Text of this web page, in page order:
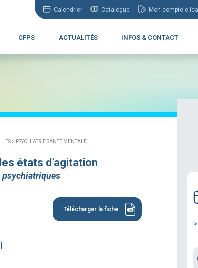
Calendrier Catalogue Mon compte e-
CFPS ACTUALITÉS INFOS & CONTACT
> PSYCHIATRIE SANTÉ MENTALE
états d’agitation
psychiatriques
Télécharger la fiche